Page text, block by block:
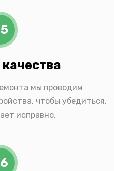
мы проводим
чтобы убедиться,
исправно.